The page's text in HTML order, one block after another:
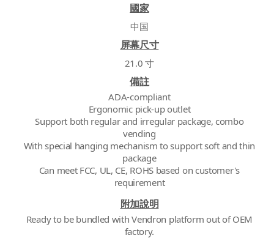
國家
中国
屏幕尺寸
21.0 寸
備註
ADA-compliant
Ergonomic pick-up outlet
Support both regular and irregular package, combo
vending
With special hanging mechanism to support soft and thin
package
Can meet FCC, UL, CE, ROHS based on customer's
requirement
附加說明
Ready to be bundled with Vendron platform out of OEM
factory.